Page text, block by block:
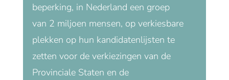
beperking, in Nederland een groep
van 2 miljoen mensen, op verkiesbare
plekken op hun kandidatenlijsten te
zetten voor de verkiezingen van de
Provinciale Staten en de